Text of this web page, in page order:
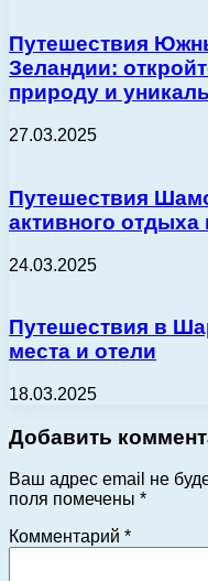
Путешествия
Зеландии:
природу и
27.03.2025
Путешествия
активного
24.03.2025
Путешествия в
места и отели
18.03.2025
Добавить
Ваш адрес email не
поля помечены *
Комментарий *